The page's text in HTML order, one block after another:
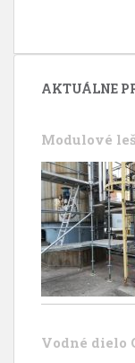
AKTUÁLNE
Modulové
Vodné dielo